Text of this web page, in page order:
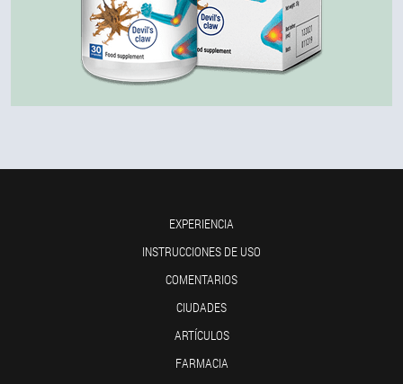
EXPERIENCIA
INSTRUCCIONES DE USO
COMENTARIOS
CIUDADES
ARTÍCULOS
FARMACIA